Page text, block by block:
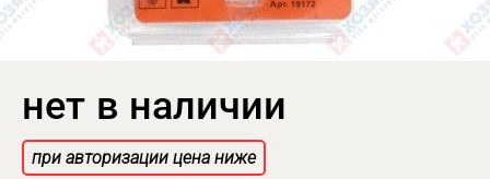
нет в наличии
при авторизации цена ниже